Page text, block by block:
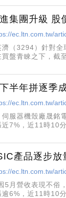
集團升級 股
ec.ltn.com.tw/
（3294）針對
盤青睞之下，截
半年拼逐季
ec.ltn.com.tw/
服器機殼廠晟銘
近7%，近11時10
產品逐步放
ec.ltn.com.tw/
5月營收表現不俗
6%，近11時10